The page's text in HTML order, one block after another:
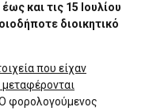
έως και τις 15 Ιουλίου
διοικητικό
που είχαν
φορολογούμενος